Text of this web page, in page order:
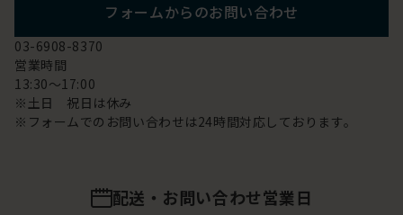
フォームからのお問い合わせ
03-6908-8370
営業時間
13:30～17:00
※土日 祝日は休み
※フォームでのお問い合わせは24時間対応しております。
配送・お問い合わせ営業日